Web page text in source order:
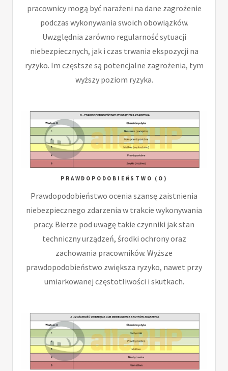
pracownicy mogą być narażeni na dane zagrożenie
podczas wykonywania swoich obowiązków.
Uwzględnia zarówno regularność sytuacji
niebezpiecznych, jak i czas trwania ekspozycji na
ryzyko. Im częstsze są potencjalne zagrożenia, tym
wyższy poziom ryzyka.
PRAWDOPODOBIEŃSTWO (O)
Prawdopodobieństwo ocenia szansę zaistnienia
niebezpiecznego zdarzenia w trakcie wykonywania
pracy. Bierze pod uwagę takie czynniki jak stan
techniczny urządzeń, środki ochrony oraz
zachowania pracowników. Wyższe
prawdopodobieństwo zwiększa ryzyko, nawet przy
umiarkowanej częstotliwości i skutkach.